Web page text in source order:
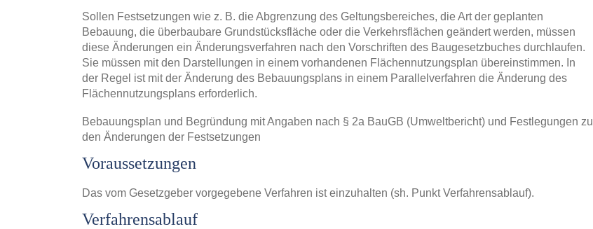
Sollen Festsetzungen wie z. B. die Abgrenzung des Geltungsbereiches, die Art der geplanten
Bebauung, die überbaubare Grundstücksfläche oder die Verkehrsflächen geändert werden, müssen
diese Änderungen ein Änderungsverfahren nach den Vorschriften des Baugesetzbuches durchlaufen.
Sie müssen mit den Darstellungen in einem vorhandenen Flächennutzungsplan übereinstimmen. In
der Regel ist mit der Änderung des Bebauungsplans in einem Parallelverfahren die Änderung des
Flächennutzungsplans erforderlich.
Bebauungsplan und Begründung mit Angaben nach § 2a BauGB (Umweltbericht) und Festlegungen zu
den Änderungen der Festsetzungen
Voraussetzungen
Das vom Gesetzgeber vorgegebene Verfahren ist einzuhalten (sh. Punkt Verfahrensablauf).
Verfahrensablauf